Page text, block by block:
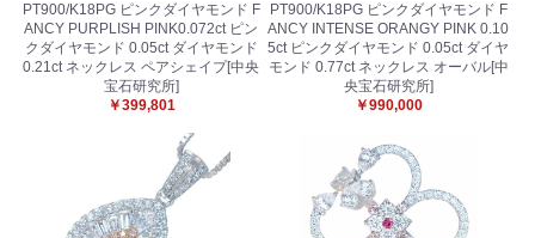
PT900/K18PG ピンクダイヤモンド F
ANCY PURPLISH PINK0.072ct ピン
クダイヤモンド 0.05ct ダイヤモンド
0.21ct ネックレス ペアシェイプ[中央
宝石研究所]
￥399,801
PT900/K18PG ピンクダイヤモンド F
ANCY INTENSE ORANGY PINK 0.10
5ct ピンクダイヤモンド 0.05ct ダイヤ
モンド 0.77ct ネックレス オーバル[中
央宝石研究所]
￥990,000